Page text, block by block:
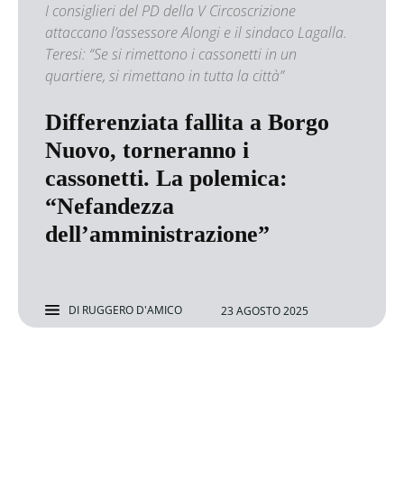
I consiglieri del PD della V Circoscrizione
attaccano l’assessore Alongi e il sindaco Lagalla.
Teresi: “Se si rimettono i cassonetti in un
quartiere, si rimettano in tutta la città”
Differenziata fallita a Borgo
Nuovo, torneranno i
cassonetti. La polemica:
“Nefandezza
dell’amministrazione”
DI RUGGERO D'AMICO 23 AGOSTO 2025